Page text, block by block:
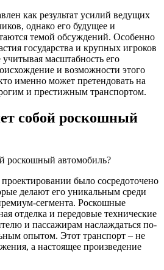
как результат усилий ведущих
однако его будущее и
темой обсуждений. Особенно
государства и крупных игроков
масштабность его
и возможности этого
именно может претендовать на
и престижным транспортом.
собой роскошный
было сосредоточено
делают его уникальным среди
сегмента. Роскошные
отделка и передовые технические
и пассажирам наслаждаться по-
опытом. Этот транспорт – не
а настоящее произведение